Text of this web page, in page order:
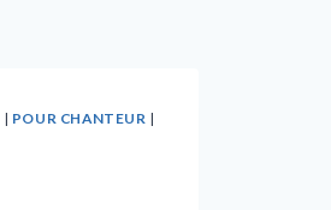
| POUR CHANTEUR |